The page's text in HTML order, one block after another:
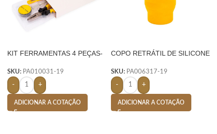
KIT FERRAMENTAS 4 PEÇAS-
SKU: PA010031-19
- +
ADICIONAR A COTAÇÃO
COPO RETRÁTIL DE SILICONE
SKU: PA006317-19
- +
ADICIONAR A COTAÇÃO